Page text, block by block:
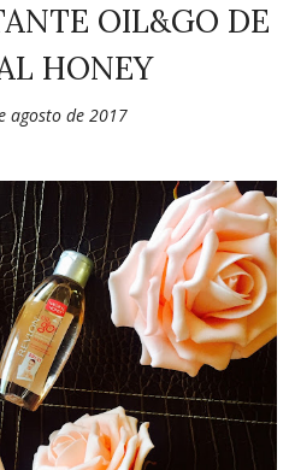
OIL&GO DE
HONEY
agosto de 2017